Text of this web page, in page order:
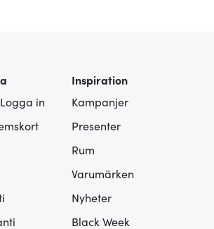
in
Inspiration
Kampanjer
Presenter
Rum
Varumärken
Nyheter
Black Week